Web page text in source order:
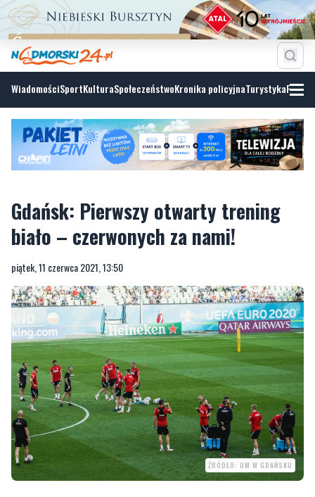
WiadomościSportKulturaSpołeczeństwoKronika policyjnaTurystyka
Gdańsk: Pierwszy otwarty trening
biało – czerwonych za nami!
piątek, 11 czerwca 2021, 13:50
ŹRÓDŁO: UM W GDAŃSKU